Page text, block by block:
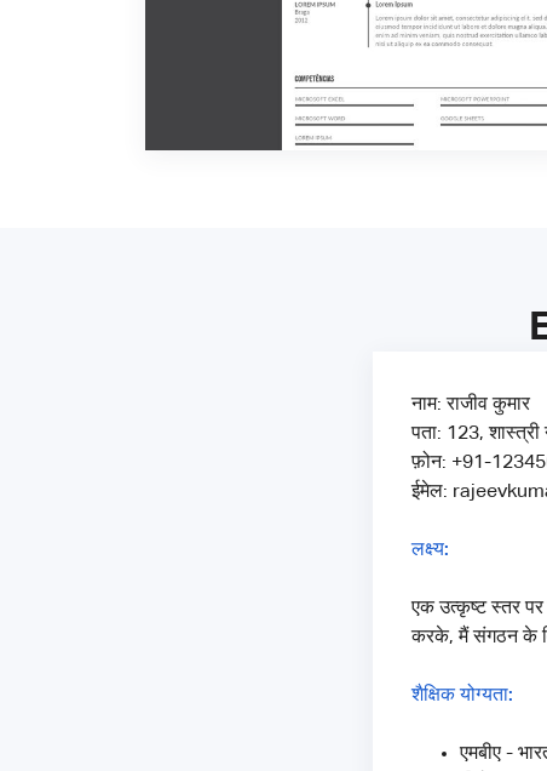
नाम: राजीव कुमार
पता: 123, शास्त्री
फ़ोन: +91-
ईमेल:
लक्ष्य:
एक उत्कृष्ट स्तर पर
करके, मैं संगठन के
शैक्षिक योग्यता:
एमबीए -